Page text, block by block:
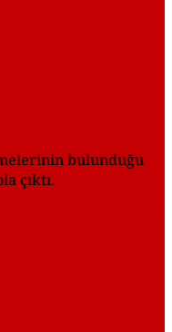
bulunduğu
çıktı.